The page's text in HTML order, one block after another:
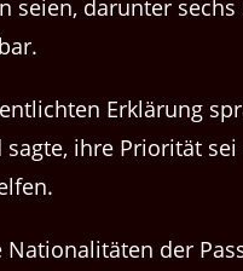
seien, darunter
Erklärung
ihre Priorität
der